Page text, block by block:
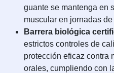
guante se mantenga en
muscular en jornadas
Barrera biológica
estrictos controles de
protección eficaz contra
orales, cumpliendo con